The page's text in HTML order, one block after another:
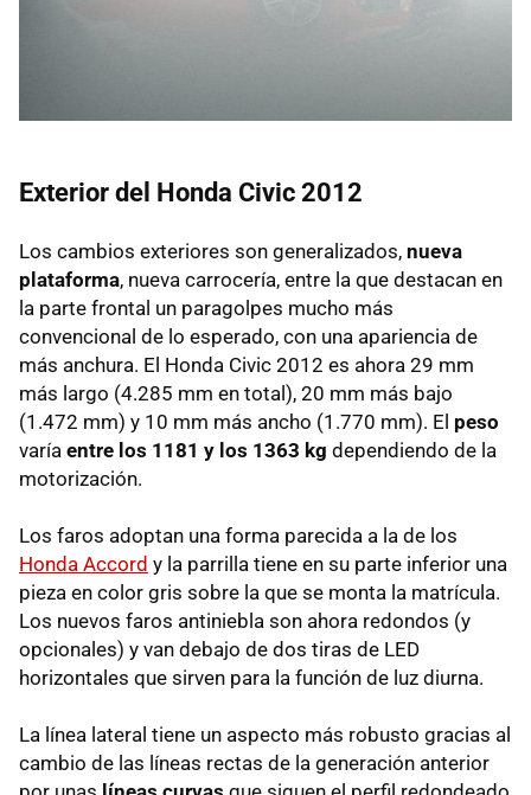
Exterior del Honda Civic 2012
Los cambios exteriores son generalizados, nueva
plataforma, nueva carrocería, entre la que destacan en
la parte frontal un paragolpes mucho más
convencional de lo esperado, con una apariencia de
más anchura. El Honda Civic 2012 es ahora 29 mm
más largo (4.285 mm en total), 20 mm más bajo
(1.472 mm) y 10 mm más ancho (1.770 mm). El peso
varía entre los 1181 y los 1363 kg dependiendo de la
motorización.
Los faros adoptan una forma parecida a la de los
Honda Accord y la parrilla tiene en su parte inferior una
pieza en color gris sobre la que se monta la matrícula.
Los nuevos faros antiniebla son ahora redondos (y
opcionales) y van debajo de dos tiras de LED
horizontales que sirven para la función de luz diurna.
La línea lateral tiene un aspecto más robusto gracias al
cambio de las líneas rectas de la generación anterior